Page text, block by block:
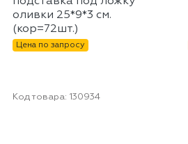
оливки 25*9*3 см.
(кор=72шт.)
Цена по запросу
Код товара: 130934